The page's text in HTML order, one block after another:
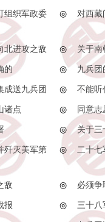
组织军政委
◎ 对西藏
北进攻之敌 ◎ 关于南
的 ◎ 九兵团
成送九兵团 ◎ 不能听
诸点 ◎ 同意志
◎ 关于三
歼灭美军第
◎ 二十
敌 ◎ 必须争
报 ◎ 三十